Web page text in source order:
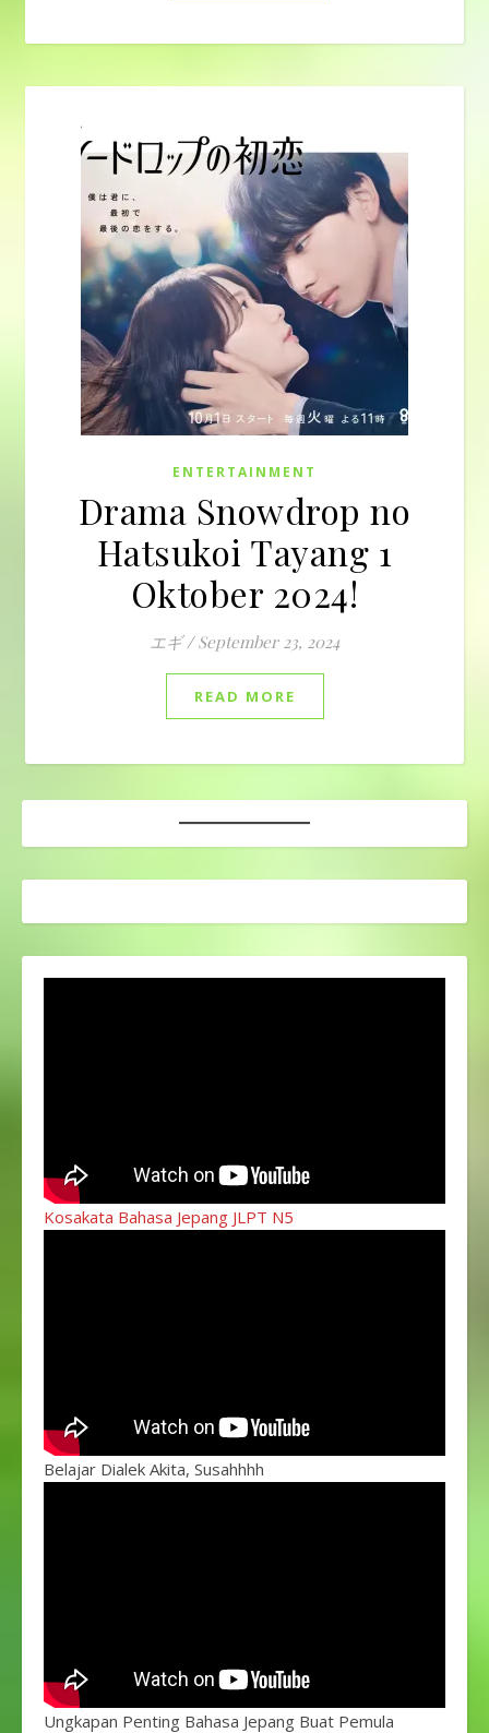
ENTERTAINMENT
Drama Snowdrop no
Hatsukoi Tayang 1
Oktober 2024!
エギ / September 23, 2024
READ MORE
Kosakata Bahasa Jepang JLPT N5
Belajar Dialek Akita, Susahhhh
Ungkapan Penting Bahasa Jepang Buat Pemula